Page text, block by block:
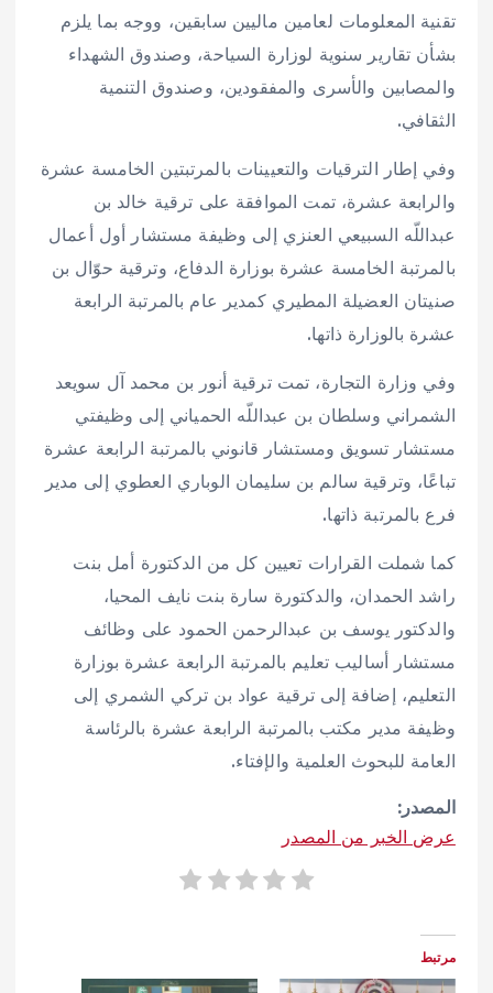
تقنية المعلومات لعامين ماليين سابقين، ووجه بما يلزم
بشأن تقارير سنوية لوزارة السياحة، وصندوق الشهداء
والمصابين والأسرى والمفقودين، وصندوق التنمية
الثقافي.
وفي إطار الترقيات والتعيينات بالمرتبتين الخامسة عشرة
والرابعة عشرة، تمت الموافقة على ترقية خالد بن
عبداللّه السبيعي العنزي إلى وظيفة مستشار أول أعمال
بالمرتبة الخامسة عشرة بوزارة الدفاع، وترقية حوّال بن
صنيتان العضيلة المطيري كمدير عام بالمرتبة الرابعة
عشرة بالوزارة ذاتها.
وفي وزارة التجارة، تمت ترقية أنور بن محمد آل سويعد
الشمراني وسلطان بن عبداللّه الحمياني إلى وظيفتي
مستشار تسويق ومستشار قانوني بالمرتبة الرابعة عشرة
تباعًا، وترقية سالم بن سليمان الوباري العطوي إلى مدير
فرع بالمرتبة ذاتها.
كما شملت القرارات تعيين كل من الدكتورة أمل بنت
راشد الحمدان، والدكتورة سارة بنت نايف المحيا،
والدكتور يوسف بن عبدالرحمن الحمود على وظائف
مستشار أساليب تعليم بالمرتبة الرابعة عشرة بوزارة
التعليم، إضافة إلى ترقية عواد بن تركي الشمري إلى
وظيفة مدير مكتب بالمرتبة الرابعة عشرة بالرئاسة
العامة للبحوث العلمية والإفتاء.
المصدر:
عرض الخبر من المصدر
مرتبط